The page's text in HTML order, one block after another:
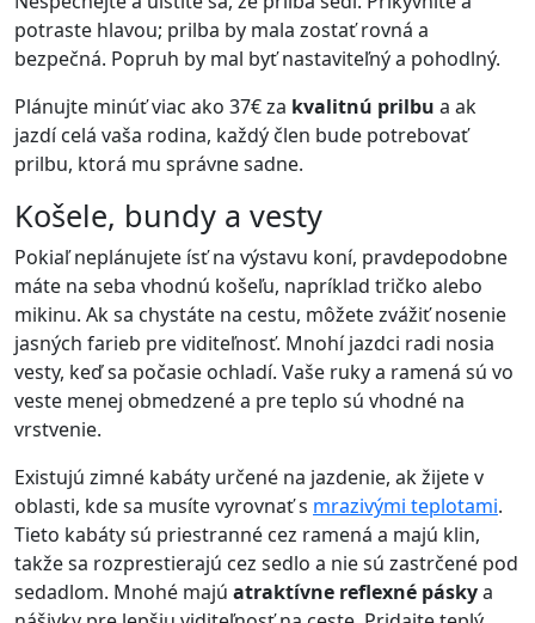
potraste hlavou; prilba by mala zostať rovná a
bezpečná. Popruh by mal byť nastaviteľný a pohodlný.
Plánujte minúť viac ako 37€ za kvalitnú prilbu a ak
jazdí celá vaša rodina, každý člen bude potrebovať
prilbu, ktorá mu správne sadne.
Košele, bundy a vesty
Pokiaľ neplánujete ísť na výstavu koní, pravdepodobne
máte na seba vhodnú košeľu, napríklad tričko alebo
mikinu. Ak sa chystáte na cestu, môžete zvážiť nosenie
jasných farieb pre viditeľnosť. Mnohí jazdci radi nosia
vesty, keď sa počasie ochladí. Vaše ruky a ramená sú vo
veste menej obmedzené a pre teplo sú vhodné na
vrstvenie.
Existujú zimné kabáty určené na jazdenie, ak žijete v
oblasti, kde sa musíte vyrovnať s mrazivými teplotami.
Tieto kabáty sú priestranné cez ramená a majú klin,
takže sa rozprestierajú cez sedlo a nie sú zastrčené pod
sedadlom. Mnohé majú atraktívne reflexné páskya